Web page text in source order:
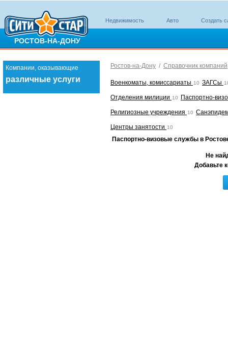
РОСТОВ-НА-ДОНУ
Недвижимость Авто Создать
Компании, оказывающие
различные услуги
Ростов-на-Дону / Справочник компаний
Военкоматы, комиссариаты 10 ЗАГСы
Отделения милиции 10 Паспортно-
Религиозные учреждения 10
Центры занятости 10
Паспортно-визовые службы в
Не
Добавьте